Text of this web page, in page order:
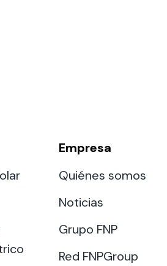
Empresa
Quiénes somos
Noticias
Grupo FNP
Red FNPGroup